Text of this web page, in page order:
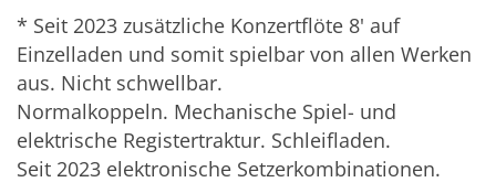
* Seit 2023 zusätzliche Konzertflöte 8' auf
Einzelladen und somit spielbar von allen Werken
aus. Nicht schwellbar.
Normalkoppeln. Mechanische Spiel- und
elektrische Registertraktur. Schleifladen.
Seit 2023 elektronische Setzerkombinationen.